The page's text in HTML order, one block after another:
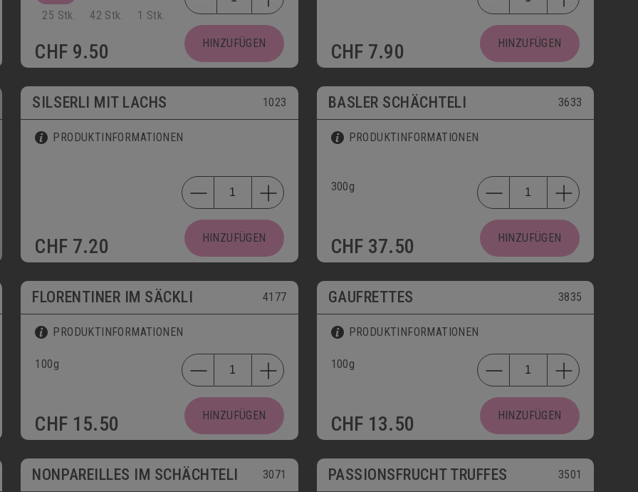
25 Stk.
42 Stk. 1 Stk.
CHF 9.50 HINZUFÜGEN CHF 7.90 HINZUFÜGEN
SILSERLI MIT LACHS 1023
PRODUKTINFORMATIONEN
CHF 7.20 HINZUFÜGEN
BASLER SCHÄCHTELI 3633
PRODUKTINFORMATIONEN
300g
CHF 37.50 HINZUFÜGEN
FLORENTINER IM SÄCKLI 4177
PRODUKTINFORMATIONEN
100g
CHF 15.50 HINZUFÜGEN
GAUFRETTES 3835
PRODUKTINFORMATIONEN
100g
CHF 13.50 HINZUFÜGEN
NONPAREILLES IM SCHÄCHTELI 3071 PASSIONSFRUCHT TRUFFES 3501